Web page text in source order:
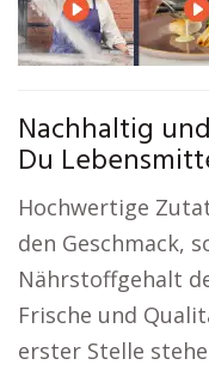
Nachhaltig
Du
Hochwertige
den Geschmack,
Nährstoffgehalt
Frische und
erster Stelle